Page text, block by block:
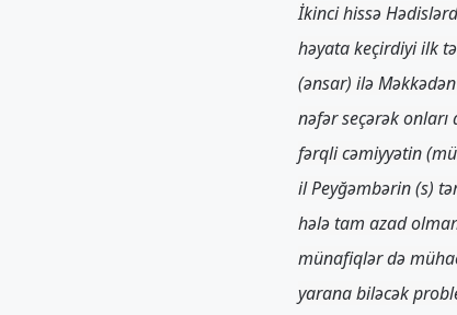
İkinci hissə
həyata keçirdiyi ilk
(ənsar) ilə
nəfər seçərək
fərqli cəmiyyətin
il Peyğəmbərin (s)
hələ tam azad
münafiqlər də
yarana biləcək